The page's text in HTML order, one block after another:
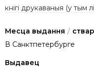
кнігі друкаваныя (у тым
Месца выдання /
В Санктпетербурге
Выдавец